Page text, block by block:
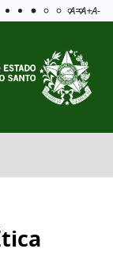
Aplicar
A=A+A-